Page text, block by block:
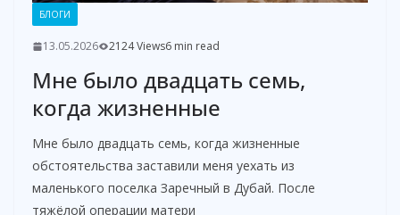
БЛОГИ
13.05.2026 2124 Views6 min read
Мне было двадцать семь,
когда жизненные
Мне было двадцать семь, когда жизненные
обстоятельства заставили меня уехать из
маленького поселка Заречный в Дубай. После
тяжёлой операции матери